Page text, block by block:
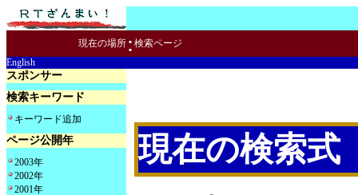
現在の場所 : 検索ページ
English
スポンサー
検索キーワード
キーワード追加
ページ公開年
2003年
2002年
2001年
現在の検索式